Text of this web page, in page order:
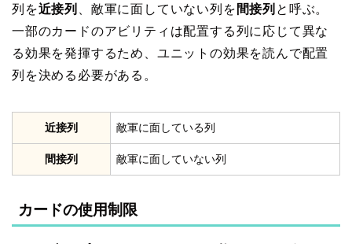
列を近接列 、敵軍に面していない列を 間接列 と呼ぶ。
一部のカードのアビリティは配置する列に応じて異な
る効果を発揮するため、ユニットの効果を読んで配置
列を決める必要がある。
近接列 敵軍に面している列
間接列 敵軍に面していない列
カードの使用制限